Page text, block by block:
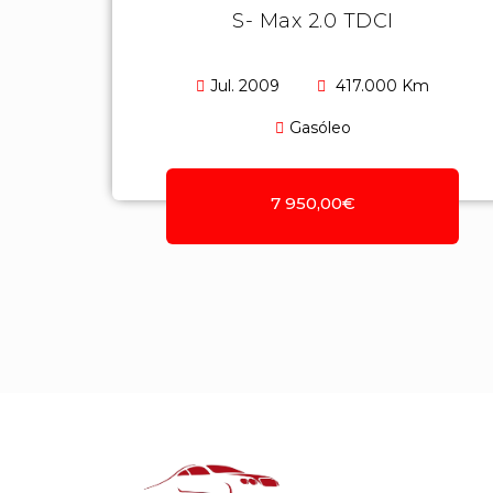
S- Max 2.0 TDCI
Jul. 2009 417.000 Km
Gasóleo
7 950,00€